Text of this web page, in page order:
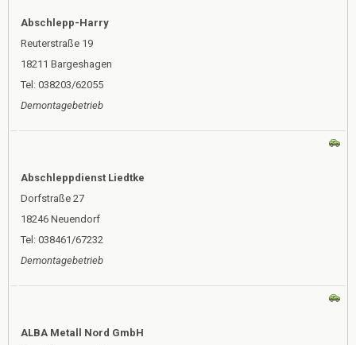
Abschlepp-Harry
Reuterstraße 19
18211 Bargeshagen
Tel: 038203/62055
Demontagebetrieb
Abschleppdienst Liedtke
Dorfstraße 27
18246 Neuendorf
Tel: 038461/67232
Demontagebetrieb
ALBA Metall Nord GmbH